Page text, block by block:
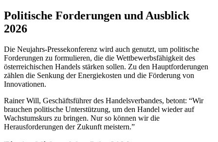
Politische Forderungen und Ausblick
2026
Die Neujahrs-Pressekonferenz wird auch genutzt, um politische
Forderungen zu formulieren, die die Wettbewerbsfähigkeit des
österreichischen Handels stärken sollen. Zu den Hauptforderungen
zählen die Senkung der Energiekosten und die Förderung von
Innovationen.
Rainer Will, Geschäftsführer des Handelsverbandes, betont: “Wir
brauchen politische Unterstützung, um den Handel wieder auf
Wachstumskurs zu bringen. Nur so können wir die
Herausforderungen der Zukunft meistern.”